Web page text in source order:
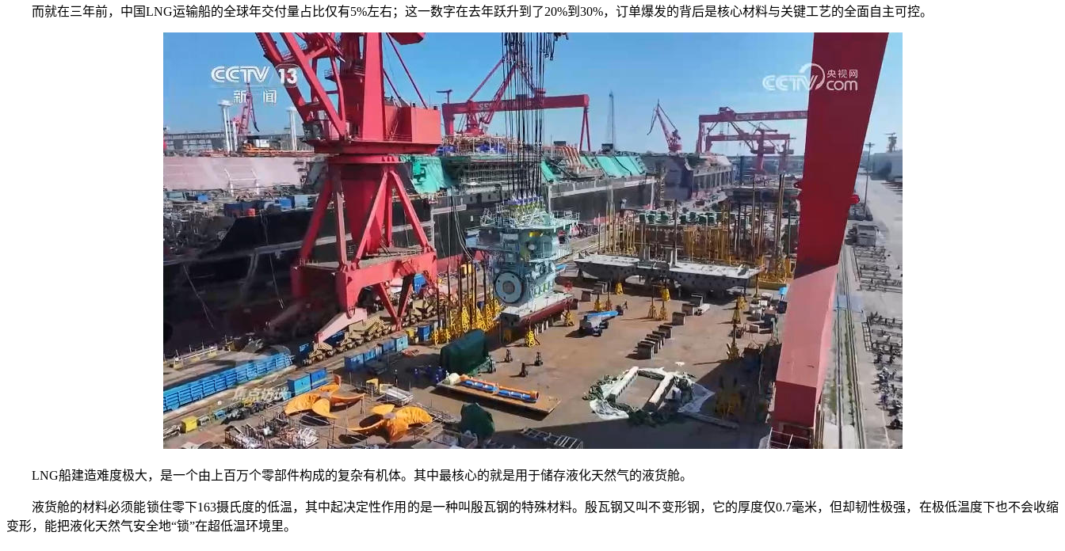
而就在三年前，中国LNG运输船的全球年交付量占比仅有5%左右；这一数字在去年跃升到了20%到30%，订单爆发的背后是核心材料与关键工艺的全面自主可控。
LNG船建造难度极大，是一个由上百万个零部件构成的复杂有机体。其中最核心的就是用于储存液化天然气的液货舱。
液货舱的材料必须能锁住零下163摄氏度的低温，其中起决定性作用的是一种叫殷瓦钢的特殊材料。殷瓦钢又叫不变形钢，它的厚度仅0.7毫米，但却韧性极强，在极低温度下也不会收缩
变形，能把液化天然气安全地“锁”在超低温环境里。